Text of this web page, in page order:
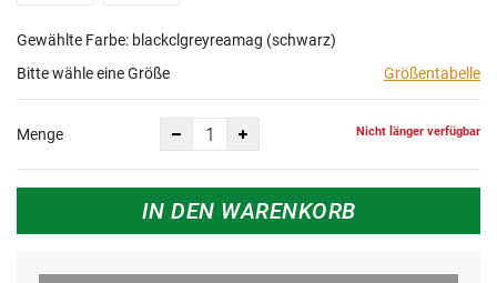
Gewählte Farbe: blackclgreyreamag (schwarz)
Bitte wähle eine Größe
Größentabelle
Menge Nicht länger verfügbar
IN DEN WARENKORB